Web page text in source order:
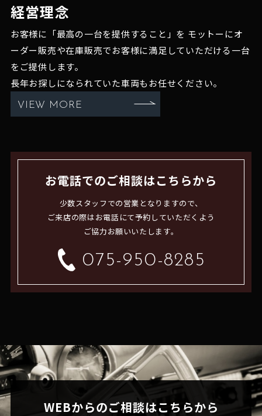
経営理念
お客様に「最高の一台を提供すること」を モットーにオ
ーダー販売や在庫販売でお客様に満足していただける一台
をご提供します。
長年お探しになられていた車両もお任せください。
VIEW MORE
お電話でのご相談はこちらから
少数スタッフでの営業となりますので、
ご来店の際はお電話にて予約していただくよう
ご協力お願いいたします。
075-950-8285
WEBからのご相談はこちらから